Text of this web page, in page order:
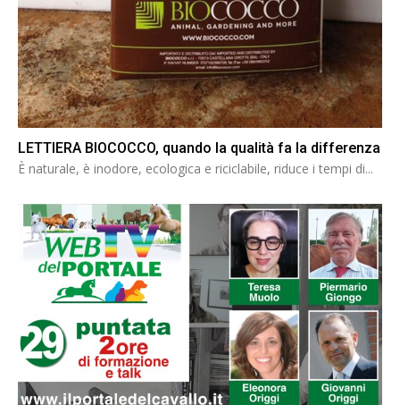
LETTIERA BIOCOCCO, quando la qualità fa la differenza
È naturale, è inodore, ecologica e riciclabile, riduce i tempi di...